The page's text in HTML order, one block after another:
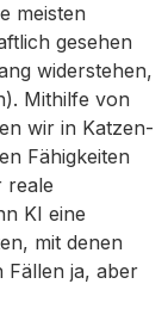
meisten
gesehen
widerstehen,
Mithilfe von
wir in Katzen-
Fähigkeiten
reale
KI eine
mit denen
Fällen ja, aber